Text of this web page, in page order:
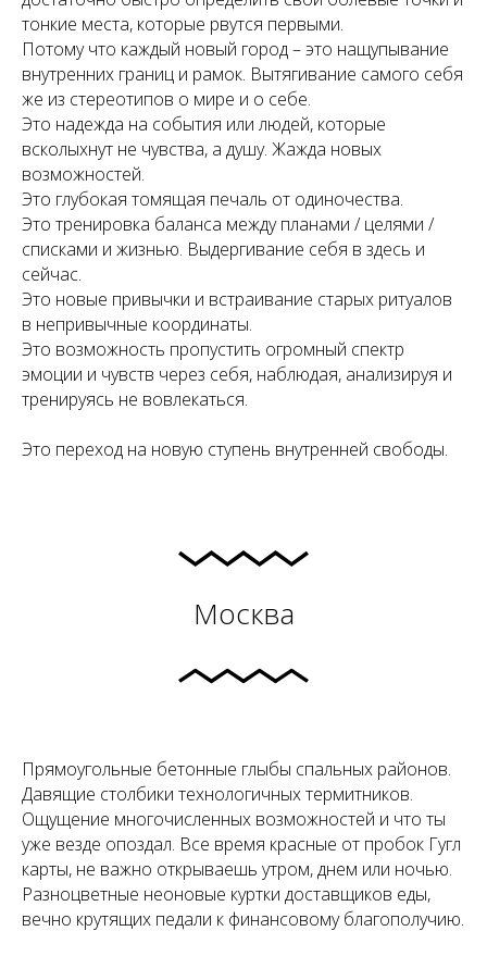
тонкие места, которые рвутся первыми.
Потому что каждый новый город – это нащупывание
внутренних границ и рамок. Вытягивание самого себя
же из стереотипов о мире и о себе.
Это надежда на события или людей, которые
всколыхнут не чувства, а душу. Жажда новых
возможностей.
Это глубокая томящая печаль от одиночества.
Это тренировка баланса между планами / целями /
списками и жизнью. Выдергивание себя в здесь и
сейчас.
Это новые привычки и встраивание старых ритуалов
в непривычные координаты.
Это возможность пропустить огромный спектр
эмоции и чувств через себя, наблюдая, анализируя и
тренируясь не вовлекаться.
Это переход на новую ступень внутренней свободы.
Москва
Прямоугольные бетонные глыбы спальных районов.
Давящие столбики технологичных термитников.
Ощущение многочисленных возможностей и что ты
уже везде опоздал. Все время красные от пробок Гугл
карты, не важно открываешь утром, днем или ночью.
Разноцветные неоновые куртки доставщиков еды,
вечно крутящих педали к финансовому благополучию.